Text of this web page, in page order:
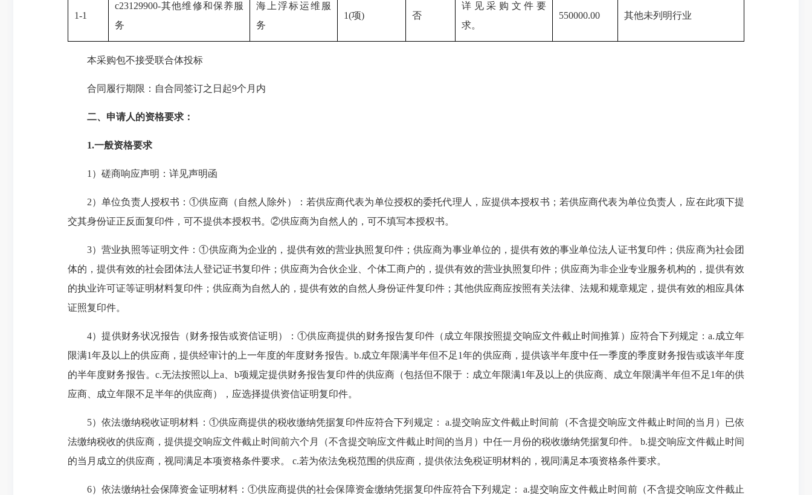
1-1
c23129900-其他维修和保养服
务
海上浮标运维服
务
1(项) 否
详见采购文件要
求。
550000.00 其他未列明行业
本采购包不接受联合体投标
合同履行期限：自合同签订之日起9个月内
二、申请人的资格要求：
1.一般资格要求
1）磋商响应声明：详见声明函
2）单位负责人授权书：①供应商（自然人除外）：若供应商代表为单位授权的委托代理人，应提供本授权书；若供应商代表为单位负责人，应在此项下提
交其身份证正反面复印件，可不提供本授权书。②供应商为自然人的，可不填写本授权书。
3）营业执照等证明文件：①供应商为企业的，提供有效的营业执照复印件；供应商为事业单位的，提供有效的事业单位法人证书复印件；供应商为社会团
体的，提供有效的社会团体法人登记证书复印件；供应商为合伙企业、个体工商户的，提供有效的营业执照复印件；供应商为非企业专业服务机构的，提供有效
的执业许可证等证明材料复印件；供应商为自然人的，提供有效的自然人身份证件复印件；其他供应商应按照有关法律、法规和规章规定，提供有效的相应具体
证照复印件。
4）提供财务状况报告（财务报告或资信证明）：①供应商提供的财务报告复印件（成立年限按照提交响应文件截止时间推算）应符合下列规定：a.成立年
限满1年及以上的供应商，提供经审计的上一年度的年度财务报告。b.成立年限满半年但不足1年的供应商，提供该半年度中任一季度的季度财务报告或该半年度
的半年度财务报告。c.无法按照以上a、b项规定提供财务报告复印件的供应商（包括但不限于：成立年限满1年及以上的供应商、成立年限满半年但不足1年的供
应商、成立年限不足半年的供应商），应选择提供资信证明复印件。
5）依法缴纳税收证明材料：①供应商提供的税收缴纳凭据复印件应符合下列规定： a.提交响应文件截止时间前（不含提交响应文件截止时间的当月）已依
法缴纳税收的供应商，提供提交响应文件截止时间前六个月（不含提交响应文件截止时间的当月）中任一月份的税收缴纳凭据复印件。 b.提交响应文件截止时间
的当月成立的供应商，视同满足本项资格条件要求。 c.若为依法免税范围的供应商，提供依法免税证明材料的，视同满足本项资格条件要求。
6）依法缴纳社会保障资金证明材料：①供应商提供的社会保障资金缴纳凭据复印件应符合下列规定： a.提交响应文件截止时间前（不含提交响应文件截止